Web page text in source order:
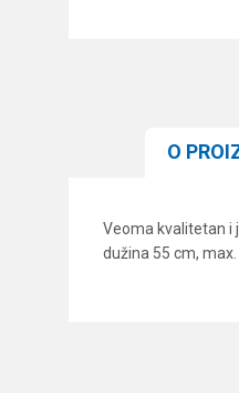
O
Veoma kvalitetan i
dužina 55 cm, max.